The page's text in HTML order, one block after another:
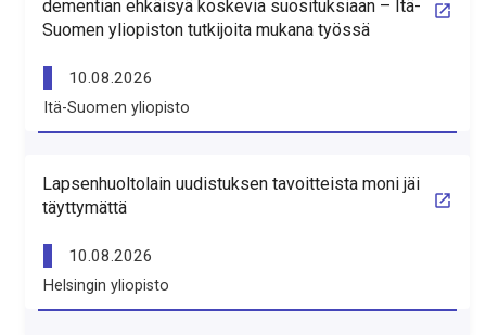
dementian ehkäisyä koskevia suosituksiaan – Itä-
Suomen yliopiston tutkijoita mukana työssä
10.08.2026
Itä-Suomen yliopisto
Lapsenhuoltolain uudistuksen tavoitteista moni jäi
täyttymättä
10.08.2026
Helsingin yliopisto